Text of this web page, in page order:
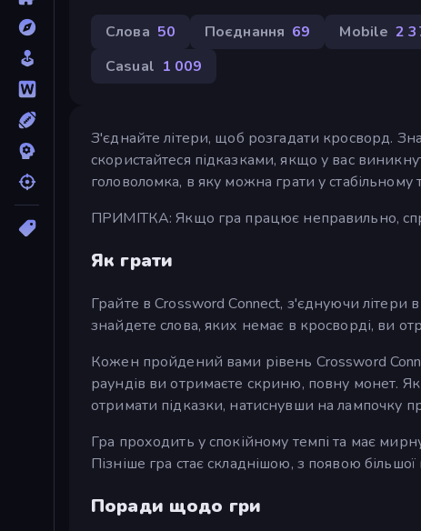
Слова 50 Поєднання 69 Mobile 2
Casual 1 009
З'єднайте літери, щоб розгадати кросворд.
скористайтеся підказками, якщо у вас
головоломка, в яку можна грати у стабільному
ПРИМІТКА: Якщо гра працює неправильно,
Як грати
Грайте в Crossword Connect, з'єднуючи літери
знайдете слова, яких немає в кросворді, ви
Кожен пройдений вами рівень Crossword
раундів ви отримаєте скриню, повну монет.
отримати підказки, натиснувши на лампочку
Гра проходить у спокійному темпі та має
Пізніше гра стає складнішою, з появою більшої
Поради щодо гри